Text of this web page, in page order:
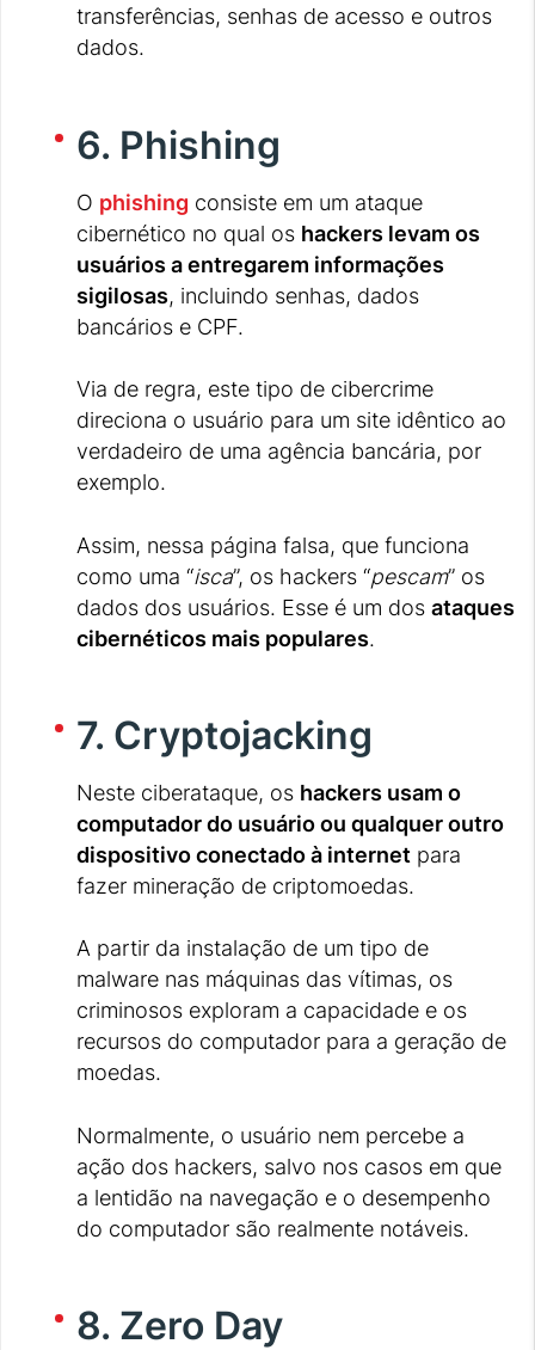
transferências, senhas de acesso e outros
dados.
6. Phishing
O phishing consiste em um ataque
cibernético no qual os hackers levam os
usuários a entregarem informações
sigilosas, incluindo senhas, dados
bancários e CPF.
Via de regra, este tipo de cibercrime
direciona o usuário para um site idêntico ao
verdadeiro de uma agência bancária, por
exemplo.
Assim, nessa página falsa, que funciona
como uma “isca”, os hackers “pescam” os
dados dos usuários. Esse é um dos ataques
cibernéticos mais populares.
7. Cryptojacking
Neste ciberataque, os hackers usam o
computador do usuário ou qualquer outro
dispositivo conectado à internet para
fazer mineração de criptomoedas.
A partir da instalação de um tipo de
malware nas máquinas das vítimas, os
criminosos exploram a capacidade e os
recursos do computador para a geração de
moedas.
Normalmente, o usuário nem percebe a
ação dos hackers, salvo nos casos em que
a lentidão na navegação e o desempenho
do computador são realmente notáveis.
8. Zero Day